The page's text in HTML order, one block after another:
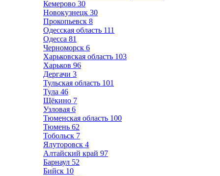
Кемерово 30
Новокузнецк 30
Прокопьевск 8
Одесская область 111
Одесса 81
Черноморск 6
Харьковская область 103
Харьков 96
Дергачи 3
Тульская область 101
Тула 46
Щёкино 7
Узловая 6
Тюменская область 100
Тюмень 62
Тобольск 7
Ялуторовск 4
Алтайский край 97
Барнаул 52
Бийск 10